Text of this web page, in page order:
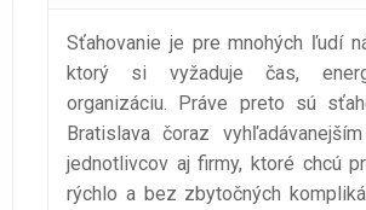
Sťahovanie je pre mnohých ľudí
ktorý si vyžaduje čas,
organizáciu. Práve preto sú
Bratislava čoraz
jednotlivcov aj firmy, ktoré chcú
rýchlo a bez zbytočných